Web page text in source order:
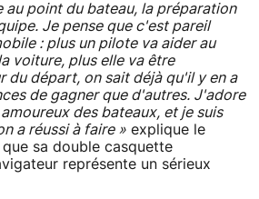
au point du bateau, la préparation
Je pense que c'est pareil
: plus un pilote va aider au
voiture, plus elle va être
du départ, on sait déjà qu'il y en a
de gagner que d'autres. J'adore
des bateaux, et je suis
a réussi à faire» explique le
sa double casquette
représente un sérieux